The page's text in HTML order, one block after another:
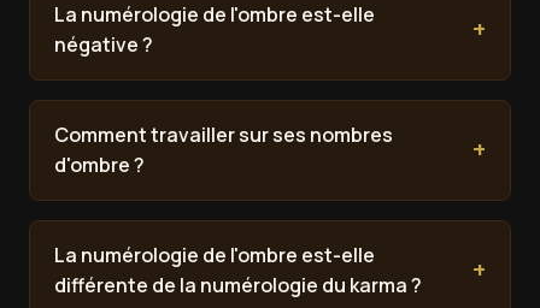
La numérologie de l'ombre est-elle
négative ?
Comment travailler sur ses nombres
d'ombre ?
La numérologie de l'ombre est-elle
différente de la numérologie du karma ?